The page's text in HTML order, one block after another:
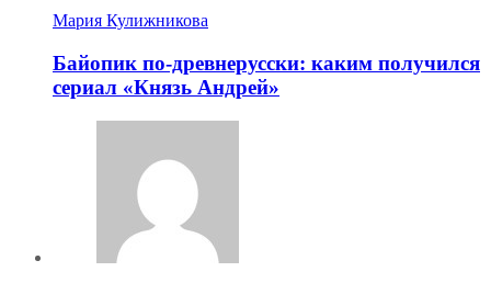
Мария Кулижникова
Байопик по-древнерусски: каким получился
сериал «Князь Андрей»